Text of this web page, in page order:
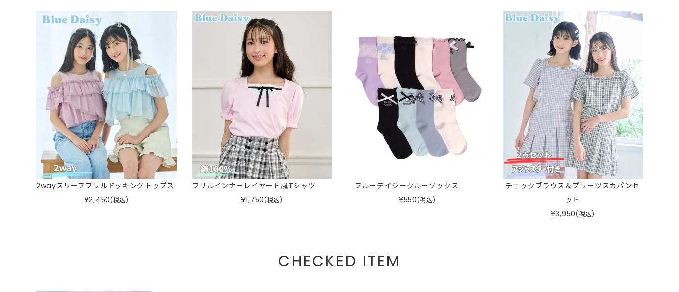
2wayスリーブフリルドッキングトップス
¥2,450(税込)
フリルインナーレイヤード風Tシャツ
¥1,750(税込)
ブルーデイジークルーソックス
¥550(税込)
チェックブラウス＆プリーツスカパンセ
ット
¥3,950(税込)
CHECKED ITEM